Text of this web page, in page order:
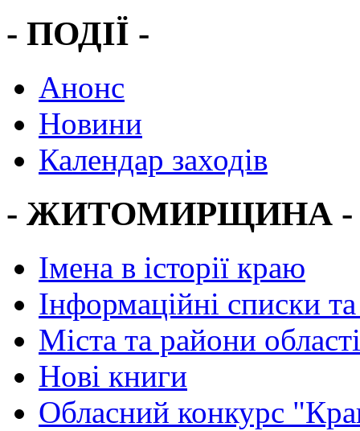
- ПОДІЇ -
Анонс
Новини
Календар заходів
- ЖИТОМИРЩИНА -
Імена в історії краю
Інформаційні списки
Міста та райони області
Нові книги
Обласний конкурс